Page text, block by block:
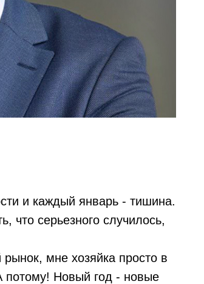
и каждый январь - тишина.
что серьезного случилось,
мне хозяйка просто в
потому! Новый год - новые